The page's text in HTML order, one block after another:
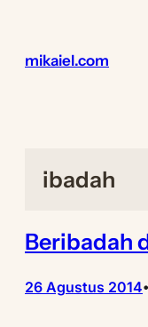
konten
mikaiel.com
ibadah
Beribadah
26 Agustus 2014•